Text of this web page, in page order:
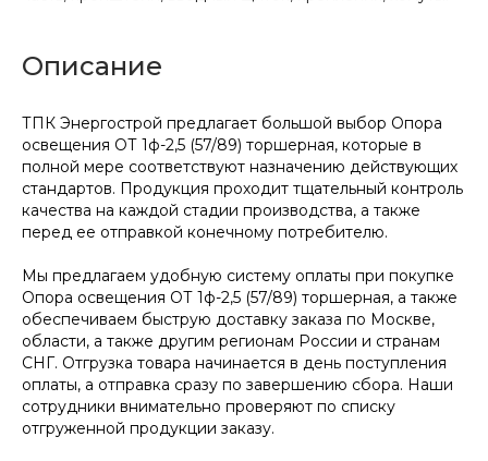
Описание
ТПК Энергострой предлагает большой выбор Опора
освещения ОТ 1ф-2,5 (57/89) торшерная, которые в
полной мере соответствуют назначению действующих
стандартов. Продукция проходит тщательный контроль
качества на каждой стадии производства, а также
перед ее отправкой конечному потребителю.
Мы предлагаем удобную систему оплаты при покупке
Опора освещения ОТ 1ф-2,5 (57/89) торшерная, а также
обеспечиваем быструю доставку заказа по Москве,
области, а также другим регионам России и странам
СНГ. Отгрузка товара начинается в день поступления
оплаты, а отправка сразу по завершению сбора. Наши
сотрудники внимательно проверяют по списку
отгруженной продукции заказу.